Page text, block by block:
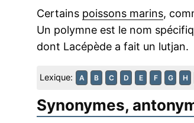
Certains poissons marins,
Un polymne est le nom
dont Lacépède a fait un lutjan.
Lexique: A B C D E F G H
Synonymes,